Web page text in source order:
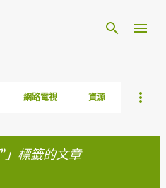
網路電視 資源
」標籤的文章